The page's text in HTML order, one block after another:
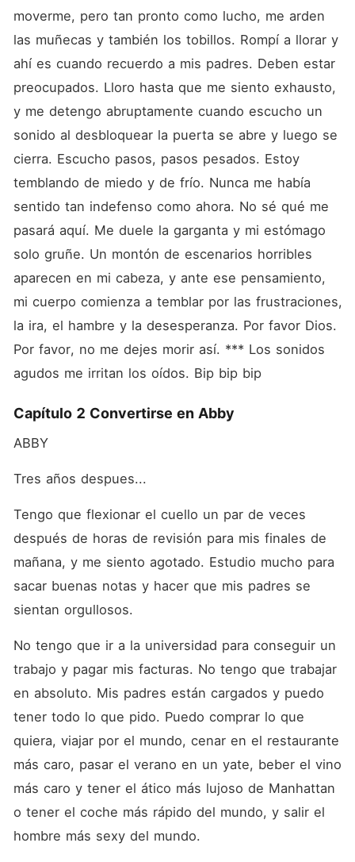
moverme, pero tan pronto como lucho, me arden
las muñecas y también los tobillos. Rompí a llorar y
ahí es cuando recuerdo a mis padres. Deben estar
preocupados. Lloro hasta que me siento exhausto,
y me detengo abruptamente cuando escucho un
sonido al desbloquear la puerta se abre y luego se
cierra. Escucho pasos, pasos pesados. Estoy
temblando de miedo y de frío. Nunca me había
sentido tan indefenso como ahora. No sé qué me
pasará aquí. Me duele la garganta y mi estómago
solo gruñe. Un montón de escenarios horribles
aparecen en mi cabeza, y ante ese pensamiento,
mi cuerpo comienza a temblar por las frustraciones,
la ira, el hambre y la desesperanza. Por favor Dios.
Por favor, no me dejes morir así. *** Los sonidos
agudos me irritan los oídos. Bip bip bip
Capítulo 2 Convertirse en Abby
ABBY
Tres años despues...
Tengo que flexionar el cuello un par de veces
después de horas de revisión para mis finales de
mañana, y me siento agotado. Estudio mucho para
sacar buenas notas y hacer que mis padres se
sientan orgullosos.
No tengo que ir a la universidad para conseguir un
trabajo y pagar mis facturas. No tengo que trabajar
en absoluto. Mis padres están cargados y puedo
tener todo lo que pido. Puedo comprar lo que
quiera, viajar por el mundo, cenar en el restaurante
más caro, pasar el verano en un yate, beber el vino
más caro y tener el ático más lujoso de Manhattan
o tener el coche más rápido del mundo, y salir el
hombre más sexy del mundo.